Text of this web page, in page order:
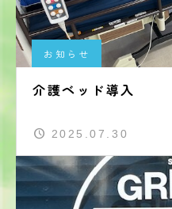
お知らせ
介護ベッド導入
2025.07.30